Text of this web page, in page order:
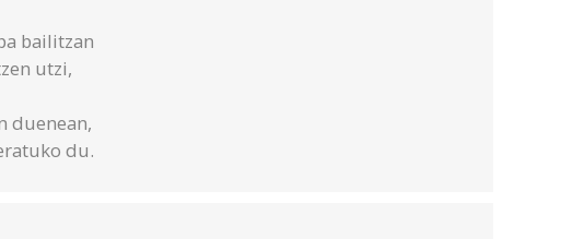
bailitzan
utzi,
duenean,
du.